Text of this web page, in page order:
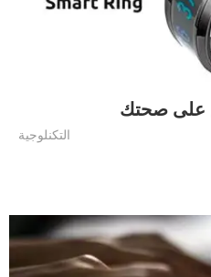
على صحتك
التكنلوجية